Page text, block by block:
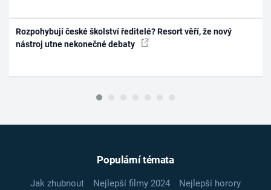
Rozpohybují české školství ředitelé? Resort věří, že nový
nástroj utne nekonečné debaty
Populární témata
Jak zhubnout Nejlepší filmy 2024
Nejlepší horory